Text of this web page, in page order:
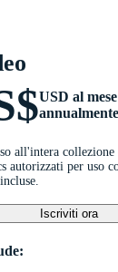
USD al
annualmente
all'intera
autorizzati per uso
Iscriviti ora